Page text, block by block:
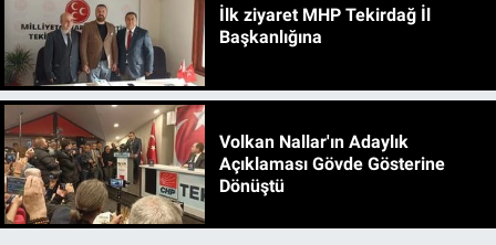
İlk ziyaret MHP Tekirdağ İl
Başkanlığına
Volkan Nallar'ın Adaylık
Açıklaması Gövde Gösterine
Dönüştü